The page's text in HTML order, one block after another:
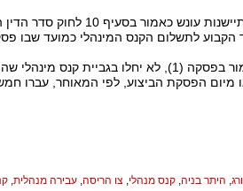
(ג) (1) לענין התיישנות
הקבוע לתשלום הקנס המינהלי כמועד שבו
(2) על אף האמור בפסקה (1), לא יחלו
מיום הפסקת הביצוע, לפי המאוחר, עברו
, היתר בניה, קנס מנהלי, צו הריסה, עבירה מנהלית,